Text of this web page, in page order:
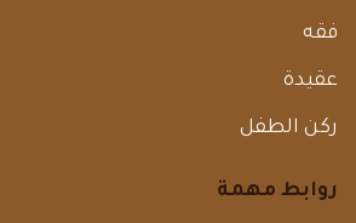
فقه
عقيدة
ركن الطفل
روابط مهمة